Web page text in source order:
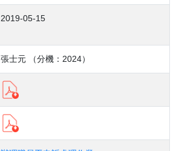
2019-05-15
張士元 （分機：2024）